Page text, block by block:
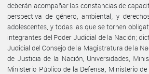
deberán acompañar las constancias de
perspectiva de género, ambiental, y
adolescentes, y todas las que se tornen
integrantes del Poder Judicial de la Nación;
Judicial del Consejo de la Magistratura de la
de Justicia de la Nación, Universidades,
Ministerio Público de la Defensa, Ministerio